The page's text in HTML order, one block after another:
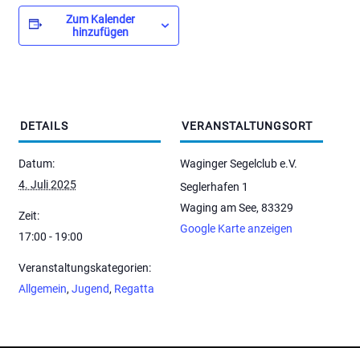
Zum Kalender
hinzufügen
DETAILS
Datum:
4. Juli 2025
Zeit:
17:00 - 19:00
Veranstaltungskategorien:
Allgemein, Jugend, Regatta
VERANSTALTUNGSORT
Waginger Segelclub e.V.
Seglerhafen 1
Waging am See, 83329
Google Karte anzeigen